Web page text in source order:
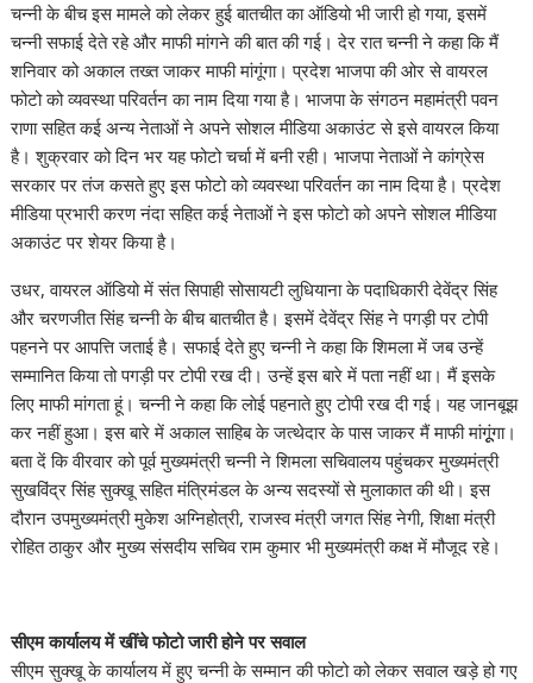
चन्नी के बीच इस मामले को लेकर हुई बातचीत का ऑडियो भी जारी हो गया, इसमें
चन्नी सफाई देते रहे और माफी मांगने की बात की गई। देर रात चन्नी ने कहा कि मैं
शनिवार को अकाल तख्त जाकर माफी मांगूंगा। प्रदेश भाजपा की ओर से वायरल
फोटो को व्यवस्था परिवर्तन का नाम दिया गया है। भाजपा के संगठन महामंत्री पवन
राणा सहित कई अन्य नेताओं ने अपने सोशल मीडिया अकाउंट से इसे वायरल किया
है। शुक्रवार को दिन भर यह फोटो चर्चा में बनी रही। भाजपा नेताओं ने कांग्रेस
सरकार पर तंज कसते हुए इस फोटो को व्यवस्था परिवर्तन का नाम दिया है। प्रदेश
मीडिया प्रभारी करण नंदा सहित कई नेताओं ने इस फोटो को अपने सोशल मीडिया
अकाउंट पर शेयर किया है।
उधर, वायरल ऑडियो में संत सिपाही सोसायटी लुधियाना के पदाधिकारी देवेंद्र सिंह
और चरणजीत सिंह चन्नी के बीच बातचीत है। इसमें देवेंद्र सिंह ने पगड़ी पर टोपी
पहनने पर आपत्ति जताई है। सफाई देते हुए चन्नी ने कहा कि शिमला में जब उन्हें
सम्मानित किया तो पगड़ी पर टोपी रख दी। उन्हें इस बारे में पता नहीं था। मैं इसके
लिए माफी मांगता हूं। चन्नी ने कहा कि लाेई पहनाते हुए टोपी रख दी गई। यह जानबूझ
कर नहीं हुआ। इस बारे में अकाल साहिब के जत्थेदार के पास जाकर मैं माफी मांगूूंगा।
बता दें कि वीरवार को पूर्व मुख्यमंत्री चन्नी ने शिमला सचिवालय पहुंचकर मुख्यमंत्री
सुखविंद्र सिंह सुक्खू सहित मंत्रिमंडल के अन्य सदस्यों से मुलाकात की थी। इस
दौरान उपमुख्यमंत्री मुकेश अग्निहोत्री, राजस्व मंत्री जगत सिंह नेगी, शिक्षा मंत्री
रोहित ठाकुर और मुख्य संसदीय सचिव राम कुमार भी मुख्यमंत्री कक्ष में मौजूद रहे।
सीएम कार्यालय में खींचे फोटो जारी होने पर सवाल
सीएम सुक्खू के कार्यालय में हुए चन्नी के सम्मान की फोटो को लेकर सवाल खड़े हो गए